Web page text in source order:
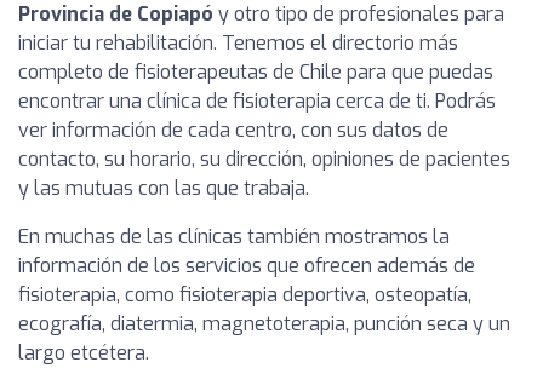
Provincia de Copiapó y otro tipo de profesionales para
iniciar tu rehabilitación. Tenemos el directorio más
completo de fisioterapeutas de Chile para que puedas
encontrar una clínica de fisioterapia cerca de ti. Podrás
ver información de cada centro, con sus datos de
contacto, su horario, su dirección, opiniones de pacientes
y las mutuas con las que trabaja.
En muchas de las clínicas también mostramos la
información de los servicios que ofrecen además de
fisioterapia, como fisioterapia deportiva, osteopatía,
ecografía, diatermia, magnetoterapia, punción seca y un
largo etcétera.